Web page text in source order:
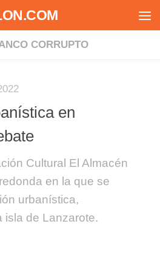
CORRUPTO
en
Cultural El Almacén
en la que se
urbanística,
isla de Lanzarote.